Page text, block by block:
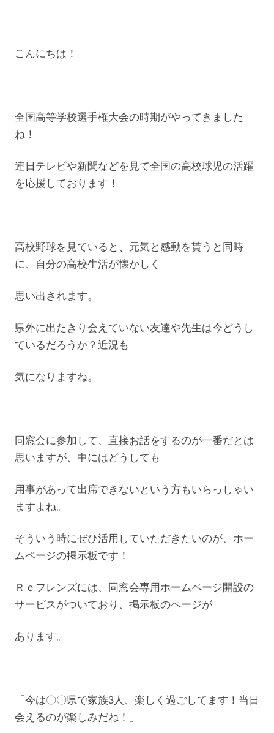
こんにちは！
全国高等学校選手権大会の時期がやってきました
ね！
連日テレビや新聞などを見て全国の高校球児の活躍
を応援しております！
高校野球を見ていると、元気と感動を貰うと同時
に、自分の高校生活が懐かしく
思い出されます。
県外に出たきり会えていない友達や先生は今どうし
ているだろうか？近況も
気になりますね。
同窓会に参加して、直接お話をするのが一番だとは
思いますが、中にはどうしても
用事があって出席できないという方もいらっしゃい
ますよね。
そういう時にぜひ活用していただきたいのが、ホー
ムページの掲示板です！
Ｒｅフレンズには、同窓会専用ホームページ開設の
サービスがついており、掲示板のページが
あります。
「今は〇〇県で家族3人、楽しく過ごしてます！当日
会えるのが楽しみだね！」